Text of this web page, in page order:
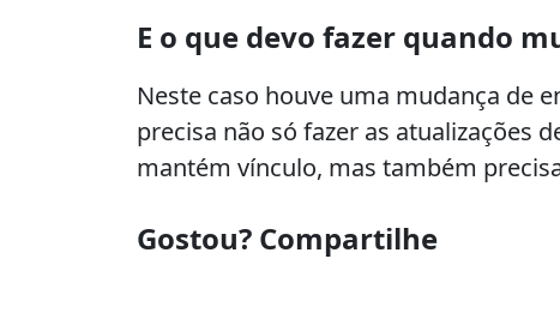
E o que devo fazer quando
Neste caso houve uma mudança de
precisa não só fazer as atualizações
mantém vínculo, mas também
Gostou? Compartilhe